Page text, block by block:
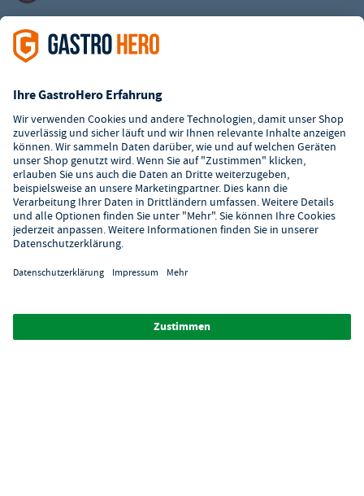
Digitaler Showroom
Kundenservice
Kontaktformular
Hilfe